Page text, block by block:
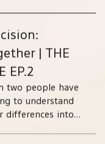
| THE
EP.2
two people have
to understand
differences into